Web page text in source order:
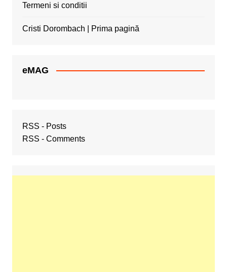
Termeni si conditii
Cristi Dorombach | Prima pagină
eMAG
RSS - Posts
RSS - Comments